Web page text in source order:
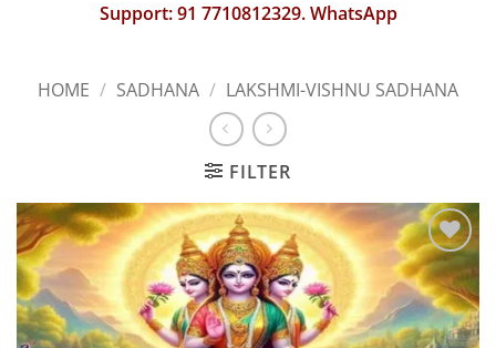
Support: 91 7710812329. WhatsApp
HOME / SADHANA / LAKSHMI-VISHNU SADHANA
FILTER
Add to
wishlist